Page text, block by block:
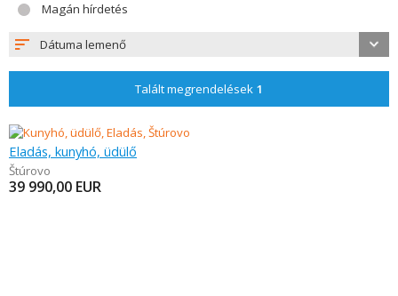
Magán hírdetés
Dátuma lemenő
Talált megrendelések 1
Eladás, kunyhó, üdülő
Štúrovo
39 990,00 EUR